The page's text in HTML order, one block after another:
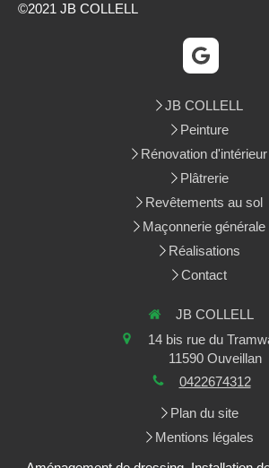
©2021 JB COLLELL
JB COLLELL
Peinture
Rénovation d'intérieur
Plâtrerie
Revêtements au sol
Maçonnerie générale
Réalisations
Contact
JB COLLELL
14 bis rue du
11590 Ouveillan
0422674312
Plan du site
Mentions légales